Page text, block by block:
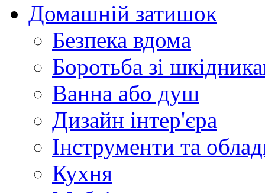
Домашній затишок
Безпека вдома
Боротьба зі
Ванна або душ
Дизайн інтер'єра
Інструменти та
Кухня